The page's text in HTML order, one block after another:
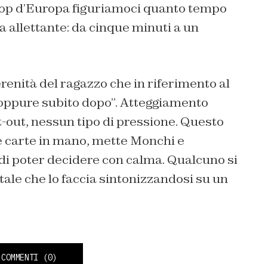
d’Europa figuriamoci quanto tempo
allettante: da cinque minuti a un
del ragazzo che in riferimento al
subito dopo”. Atteggiamento
nessun tipo di pressione. Questo
carte in mano, mette Monchi e
poter decidere con calma. Qualcuno si
che lo faccia sintonizzandosi su un
(0)